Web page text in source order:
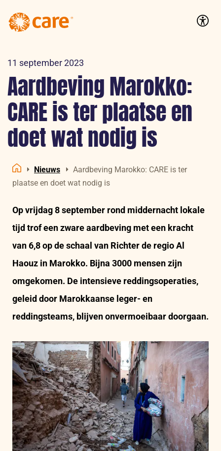
11 september 2023
Aardbeving Marokko:
CARE is ter plaatse en
doet wat nodig is
Home
Nieuws
Aardbeving Marokko: CARE is ter
plaatse en doet wat nodig is
Op vrijdag 8 september rond middernacht lokale
tijd trof een zware aardbeving met een kracht
van 6,8 op de schaal van Richter de regio Al
Haouz in Marokko. Bijna 3000 mensen zijn
omgekomen. De intensieve reddingsoperaties,
geleid door Marokkaanse leger- en
reddingsteams, blijven onvermoeibaar doorgaan.